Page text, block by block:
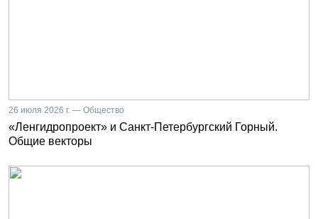
26 июля 2026 г. — Общество
«Ленгидропроект» и Санкт-Петербургский Горный.
Общие векторы